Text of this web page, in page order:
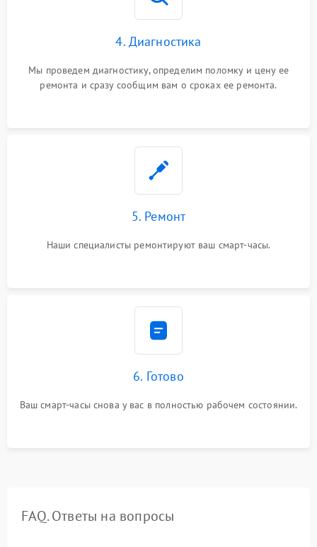
4. Диагностика
Мы проведем диагностику, определим поломку и цену ее
ремонта и сразу сообщим вам о сроках ее ремонта.
5. Ремонт
Наши специалисты ремонтируют ваш смарт-часы.
6. Готово
Ваш смарт-часы снова у вас в полностью рабочем состоянии.
FAQ. Ответы на вопросы